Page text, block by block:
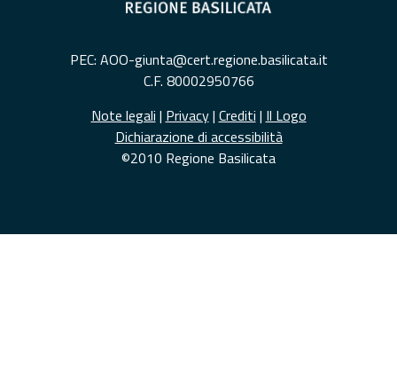
PEC: AOO-giunta@cert.regione.basilicata.it
C.F. 80002950766
Note legali | Privacy| Crediti | Il Logo
Dichiarazione di accessibilità
©2010 Regione Basilicata